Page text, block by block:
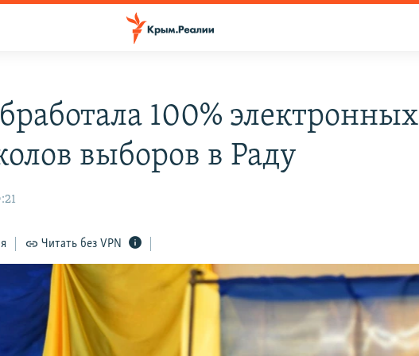
100% электронных
выборов в Раду
Читать без VPN